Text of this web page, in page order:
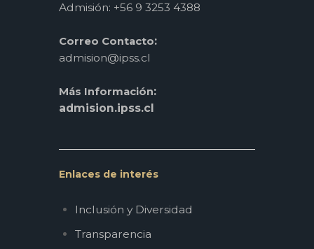
Admisión: +56 9 3253 4388
Correo Contacto:
admision@ipss.cl
Más Información:
admision.ipss.cl
Enlaces de interés
Inclusión y Diversidad
Transparencia